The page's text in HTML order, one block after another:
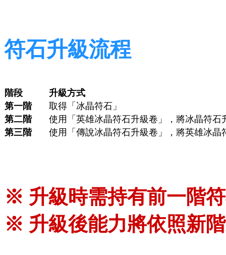
符石升級流程
階段
升級方式
第一階
取得「冰晶符石」
第二階
使用「英雄冰晶符石升級卷」，將冰晶符石
第三階
使用「傳說冰晶符石升級卷」，將英雄冰晶
※ 升級時需持有前一階
※ 升級後能力將依照新